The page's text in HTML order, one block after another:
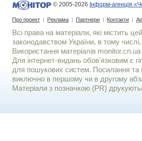
© 2005-2026 Інформ-агенція
Про проект | Реклама | Партнери | Контакти |
Всі права на матеріали, які містить
законодавством України, в тому
Використання матерiалiв
Для iнтернет-видань обов'язковим є
для пошукових систем. Посилання та
виключно в першому чи в другому
Матеріали з позначкою (PR)